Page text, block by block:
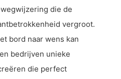
die de
vergroot.
bord naar wens kan
bedrijven unieke
die perfect